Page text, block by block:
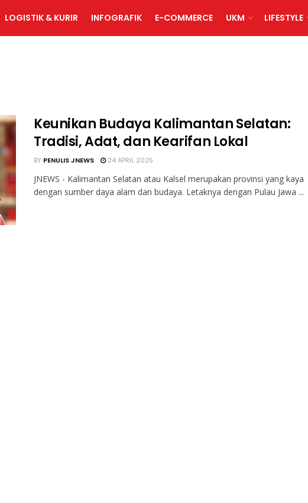
LOGISTIK & KURIR INFOGRAFIK E-COMMERCE UKM LIFESTYLE
Keunikan Budaya Kalimantan Selatan:
Tradisi, Adat, dan Kearifan Lokal
BY PENULIS JNEWS 24 APRIL 2025
JNEWS - Kalimantan Selatan atau Kalsel merupakan provinsi yang kaya
dengan sumber daya alam dan budaya. Letaknya dengan Pulau Jawa ...